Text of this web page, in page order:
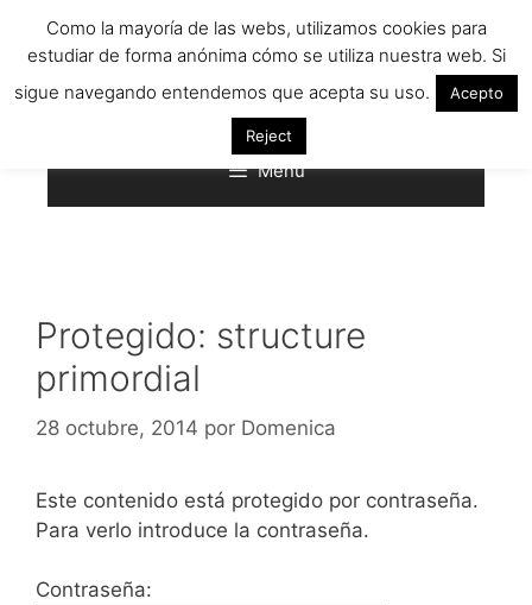
Menú
Protegido: structure
primordial
28 octubre, 2014 por Domenica
Este contenido está protegido por contraseña.
Para verlo introduce la contraseña.
Contraseña:
Como la mayoría de las webs, utilizamos cookies para
estudiar de forma anónima cómo se utiliza nuestra web. Si
sigue navegando entendemos que acepta su uso.
Acepto
Reject